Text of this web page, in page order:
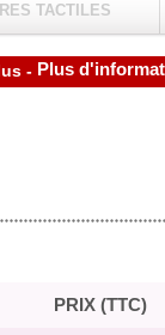
TACTILES
- Plus
PRIX (TTC)